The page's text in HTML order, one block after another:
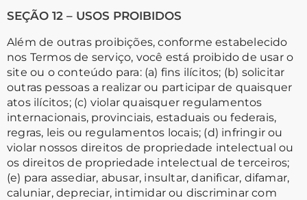
SEÇÃO 12 – USOS PROIBIDOS
Além de outras proibições, conforme estabelecido
nos Termos de serviço, você está proibido de usar o
site ou o conteúdo para: (a) fins ilícitos; (b) solicitar
outras pessoas a realizar ou participar de quaisquer
atos ilícitos; (c) violar quaisquer regulamentos
internacionais, provinciais, estaduais ou federais,
regras, leis ou regulamentos locais; (d) infringir ou
violar nossos direitos de propriedade intelectual ou
os direitos de propriedade intelectual de terceiros;
(e) para assediar, abusar, insultar, danificar, difamar,
caluniar, depreciar, intimidar ou discriminar com